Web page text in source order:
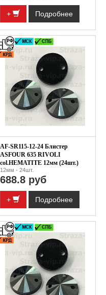
+ Подробнее
AF-SR115-12-24 Блистер
ASFOUR 635 RIVOLI
col.HEMATITE 12мм (24шт.)
12мм - 24шт.
688.8 руб
+ Подробнее